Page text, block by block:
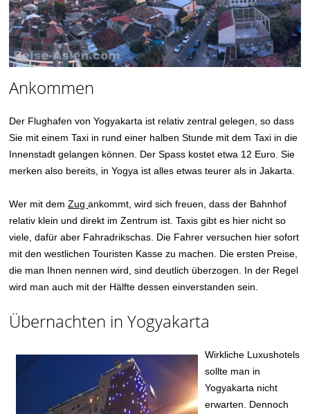
Ankommen
Der Flughafen von Yogyakarta ist relativ zentral gelegen, so dass
Sie mit einem Taxi in rund einer halben Stunde mit dem Taxi in die
Innenstadt gelangen können. Der Spass kostet etwa 12 Euro. Sie
merken also bereits, in Yogya ist alles etwas teurer als in Jakarta.
Wer mit demZugankommt, wird sich freuen, dass der Bahnhof
relativ klein und direkt im Zentrum ist. Taxis gibt es hier nicht so
viele, dafür aber Fahradrikschas. Die Fahrer versuchen hier sofort
mit den westlichen Touristen Kasse zu machen. Die ersten Preise,
die man Ihnen nennen wird, sind deutlich überzogen. In der Regel
wird man auch mit der Hälfte dessen einverstanden sein.
Übernachten in Yogyakarta
Wirkliche Luxushotels
sollte man in
Yogyakarta nicht
erwarten. Dennoch